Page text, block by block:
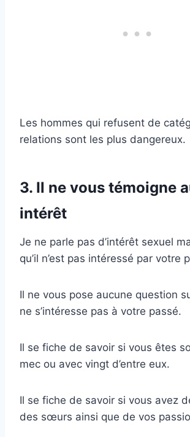
Les hommes qui refusent de
relations sont les plus dangereux.
3. Il ne vous témoigne
intérêt
Je ne parle pas d’intérêt sexuel
qu’il n’est pas intéressé par votre
Il ne vous pose aucune question
ne s’intéresse pas à votre passé.
Il se fiche de savoir si vous êtes
mec ou avec vingt d’entre eux.
Il se fiche de savoir si vous avez
des sœurs ainsi que de vos